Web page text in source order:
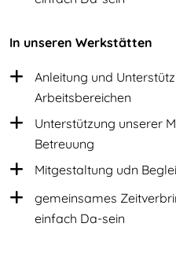
In unseren Werkstätten
Anleitung und
Arbeitsbereichen
Unterstützung unserer
Betreuung
Mitgestaltung udn
gemeinsames
einfach Da-sein